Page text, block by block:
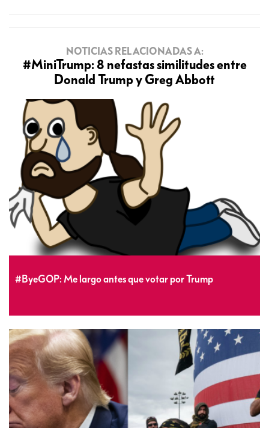
NOTICIAS RELACIONADAS A:
#MiniTrump: 8 nefastas similitudes entre
Donald Trump y Greg Abbott
#ByeGOP: Me largo antes que votar por Trump